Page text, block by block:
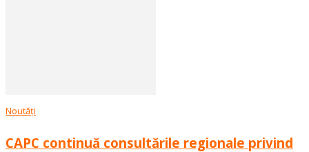
Noutăți
CAPC continuă consultările regionale privind